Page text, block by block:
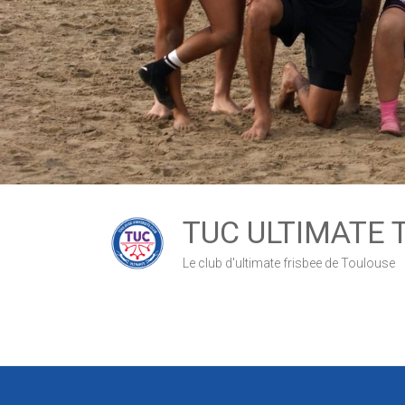
TUC ULTIMATE
Le club d'ultimate frisbee de Toulouse